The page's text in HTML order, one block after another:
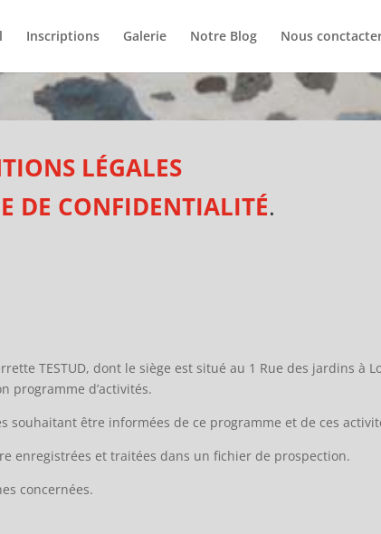
Inscriptions Galerie Notre Blog Nous
LÉGALES
DE CONFIDENTIALITÉ.
TESTUD, dont le siège est situé au 1 Rue des jardins à
programme d’activités.
souhaitant être informées de ce programme et de ces
enregistrées et traitées dans un fichier de prospection.
concernées.